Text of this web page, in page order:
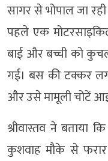
सागर से भोपाल जा
पहले एक
बाई और बच्ची को कुचल
गई। बस की टक्कर
और उसे मामूली चोटें
श्रीवास्तव ने बताया
कुशवाह मौके से फरार